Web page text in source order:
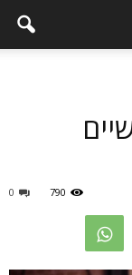
0 790